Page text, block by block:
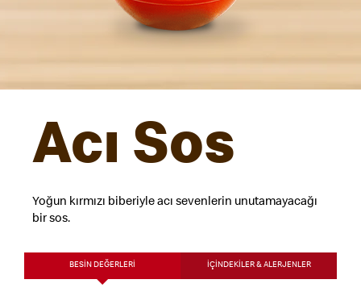
Acı Sos
Yoğun kırmızı biberiyle acı sevenlerin unutamayacağı
bir sos.
BESİN DEĞERLERİ İÇİNDEKİLER & ALERJENLER